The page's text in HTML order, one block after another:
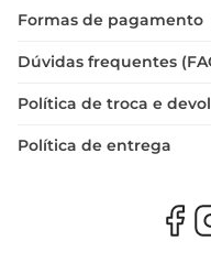
Formas de pagamento
Dúvidas frequentes
Política de troca e
Política de entrega